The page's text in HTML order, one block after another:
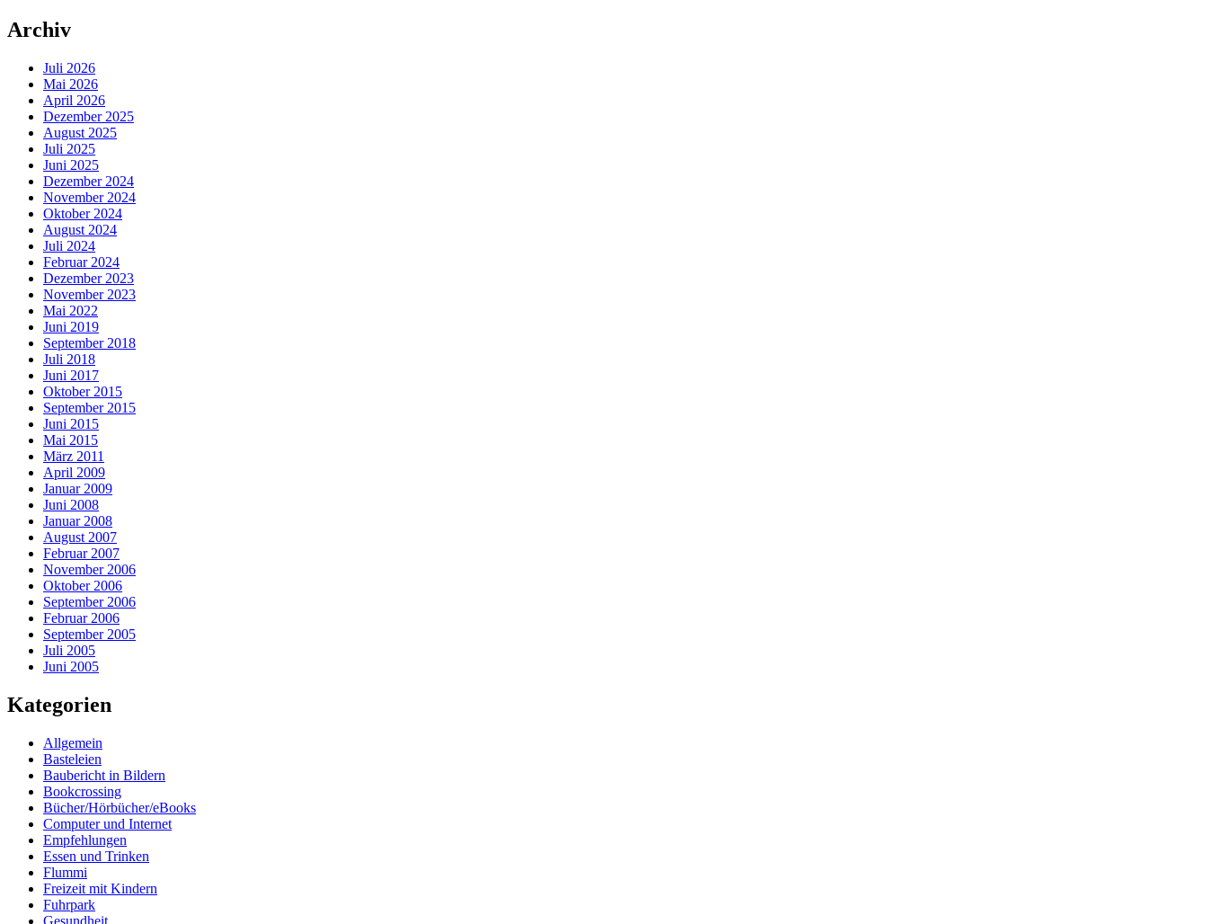
Archiv
Juli 2026
Mai 2026
April 2026
Dezember 2025
August 2025
Juli 2025
Juni 2025
Dezember 2024
November 2024
Oktober 2024
August 2024
Juli 2024
Februar 2024
Dezember 2023
November 2023
Mai 2022
Juni 2019
September 2018
Juli 2018
Juni 2017
Oktober 2015
September 2015
Juni 2015
Mai 2015
März 2011
April 2009
Januar 2009
Juni 2008
Januar 2008
August 2007
Februar 2007
November 2006
Oktober 2006
September 2006
Februar 2006
September 2005
Juli 2005
Juni 2005
Kategorien
Allgemein
Basteleien
Baubericht in Bildern
Bookcrossing
Bücher/Hörbücher/eBooks
Computer und Internet
Empfehlungen
Essen und Trinken
Flummi
Freizeit mit Kindern
Fuhrpark
Gesundheit